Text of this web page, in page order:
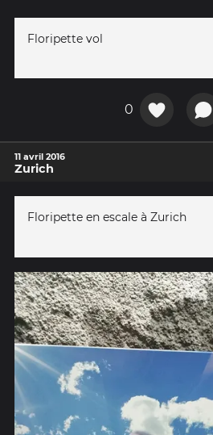
Floripette vol
0
11 avril 2016
Zurich
Floripette en escale à Zurich